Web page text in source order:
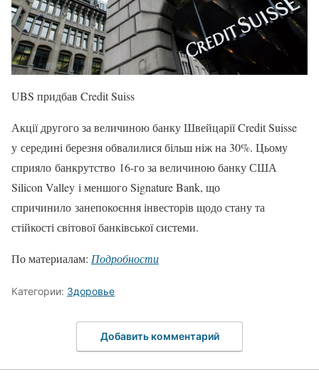
UBS придбав Credit Suiss
Акції другого за величиною банку Швейцарії Credit Suisse
у середині березня обвалилися більш ніж на 30%. Цьому
сприяло банкрутство 16-го за величиною банку США
Silicon Valley і меншого Signature Bank, що
спричинило занепокоєння інвесторів щодо стану та
стійкості світової банківської системи.
По материалам: Подробности
Категории: Здоровье
Добавить комментарий